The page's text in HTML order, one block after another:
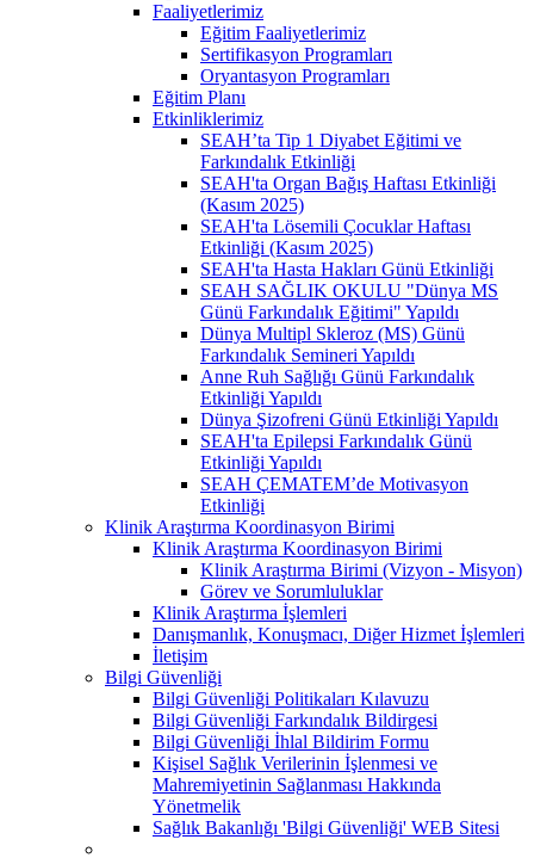
Faaliyetlerimiz
Eğitim Faaliyetlerimiz
Sertifikasyon Programları
Oryantasyon Programları
Eğitim Planı
Etkinliklerimiz
SEAH’ta Tip 1 Diyabet Eğitimi ve
Farkındalık Etkinliği
SEAH'ta Organ Bağış Haftası Etkinliği
(Kasım 2025)
SEAH'ta Lösemili Çocuklar Haftası
Etkinliği (Kasım 2025)
SEAH'ta Hasta Hakları Günü Etkinliği
SEAH SAĞLIK OKULU "Dünya MS
Günü Farkındalık Eğitimi" Yapıldı
Dünya Multipl Skleroz (MS) Günü
Farkındalık Semineri Yapıldı
Anne Ruh Sağlığı Günü Farkındalık
Etkinliği Yapıldı
Dünya Şizofreni Günü Etkinliği Yapıldı
SEAH'ta Epilepsi Farkındalık Günü
Etkinliği Yapıldı
SEAH ÇEMATEM’de Motivasyon
Etkinliği
Klinik Araştırma Koordinasyon Birimi
Klinik Araştırma Koordinasyon Birimi
Klinik Araştırma Birimi (Vizyon - Misyon)
Görev ve Sorumluluklar
Klinik Araştırma İşlemleri
Danışmanlık, Konuşmacı, Diğer Hizmet İşlemleri
İletişim
Bilgi Güvenliği
Bilgi Güvenliği Politikaları Kılavuzu
Bilgi Güvenliği Farkındalık Bildirgesi
Bilgi Güvenliği İhlal Bildirim Formu
Kişisel Sağlık Verilerinin İşlenmesi ve
Mahremiyetinin Sağlanması Hakkında
Yönetmelik
Sağlık Bakanlığı 'Bilgi Güvenliği' WEB Sitesi